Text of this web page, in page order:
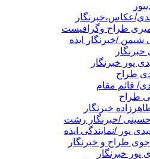
عکاس،خبرنگار
طراح وگرافیست
شیمن /خبرنگار ایذه
پور خبرنگار
طراح
قائم مقام
طراح
خبرنگار
/خبرنگار رشت
پور /نمایندگی ایذه
طراح و خبرنگار
پور خبرنگار